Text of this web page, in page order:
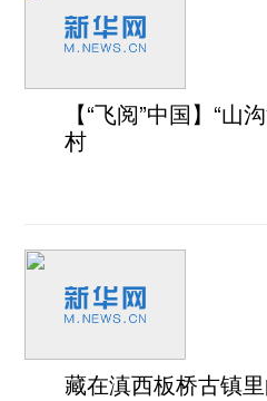
【“飞阅”中国】“山
村
藏在滇西板桥古镇